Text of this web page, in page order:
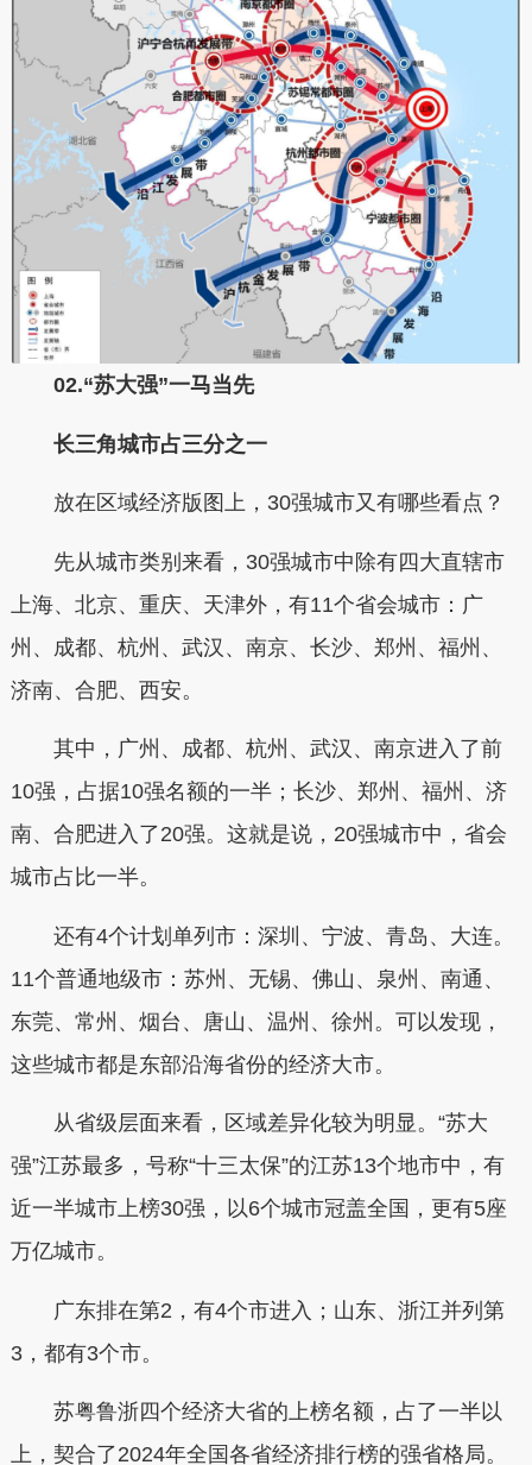
02.“苏大强”一马当先
长三角城市占三分之一
放在区域经济版图上，30强城市又有哪些看点？
先从城市类别来看，30强城市中除有四大直辖市
上海、北京、重庆、天津外，有11个省会城市：广
州、成都、杭州、武汉、南京、长沙、郑州、福州、
济南、合肥、西安。
其中，广州、成都、杭州、武汉、南京进入了前
10强，占据10强名额的一半；长沙、郑州、福州、济
南、合肥进入了20强。这就是说， 20强城市中，省会
城市占比一半。
还有4个计划单列市： 深圳、宁波、青岛、大连。
11个普通地级市： 苏州、无锡、佛山、泉州、南通、
东莞、常州、烟台、唐山、温州、徐州。可以发现，
这些城市都是东部沿海省份的经济大市。
从省级层面来看，区域差异化较为明显。“苏大
强”江苏最多，号称“十三太保”的江苏13个地市中，有
近一半城市上榜30强，以6个城市冠盖全国，更有5座
万亿城市。
广东排在第2，有4个市进入；山东、浙江并列第
3，都有3个市。
苏粤鲁浙四个经济大省的上榜名额，占了一半以
上，契合了2024年全国各省经济排行榜的强省格局。